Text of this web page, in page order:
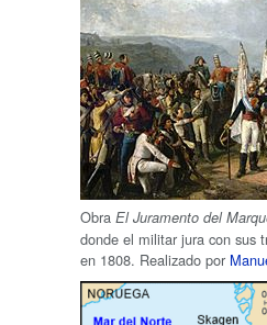
Obra El Juramento del
donde el militar jura con sus
en 1808. Realizado por